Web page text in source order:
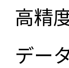
高精
デー